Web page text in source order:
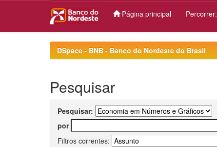
Página principal Percorrer:
DSpace - BNB - Banco do Nordeste do Brasil
Pesquisar
Pesquisar:
por
Filtros correntes: